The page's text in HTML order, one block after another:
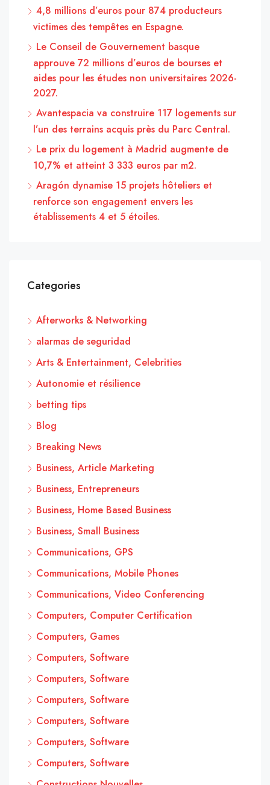
4,8 millions d’euros pour 874 producteurs
victimes des tempêtes en Espagne.
Le Conseil de Gouvernement basque
approuve 72 millions d’euros de bourses et
aides pour les études non universitaires 2026-
2027.
Avantespacia va construire 117 logements sur
l’un des terrains acquis près du Parc Central.
Le prix du logement à Madrid augmente de
10,7% et atteint 3 333 euros par m2.
Aragón dynamise 15 projets hôteliers et
renforce son engagement envers les
établissements 4 et 5 étoiles.
Categories
Afterworks & Networking
alarmas de seguridad
Arts & Entertainment, Celebrities
Autonomie et résilience
betting tips
Blog
Breaking News
Business, Article Marketing
Business, Entrepreneurs
Business, Home Based Business
Business, Small Business
Communications, GPS
Communications, Mobile Phones
Communications, Video Conferencing
Computers, Computer Certification
Computers, Games
Computers, Software
Computers, Software
Computers, Software
Computers, Software
Computers, Software
Computers, Software